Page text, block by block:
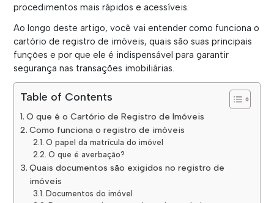
procedimentos mais rápidos e acessíveis.
Ao longo deste artigo, você vai entender como funciona o
cartório de registro de imóveis, quais são suas principais
funções e por que ele é indispensável para garantir
segurança nas transações imobiliárias.
Table of Contents
O que é o Cartório de Registro de Imóveis
Como funciona o registro de imóveis
O papel da matrícula do imóvel
O que é averbação?
Quais documentos são exigidos no registro de
imóveis
Documentos do imóvel